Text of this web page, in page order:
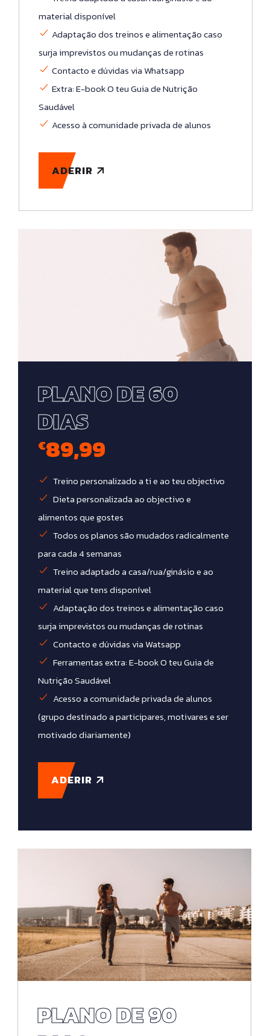
material disponível
Adaptação dos treinos e alimentação caso
surja imprevistos ou mudanças de rotinas ​
Contacto e dúvidas via Whatsapp
Extra: E-book O teu Guia de Nutrição
Saudável
Acesso à comunidade privada de alunos
ADERIR
PLANO DE 60
DIAS
€89,99
Treino personalizado a ti e ao teu objectivo
Dieta personalizada ao objectivo e
alimentos que gostes
Todos os planos são mudados radicalmente
para cada 4 semana​s
Treino adaptado a casa/rua/ginásio e ao
material que tens disponível
Adaptação dos treinos e alimentação caso
surja imprevistos ou mudanças de rotinas ​
Contacto e dúvidas via Watsapp
Ferramentas extra: E-book O teu Guia de
Nutrição Saudável
Acesso a comunidade privada de alunos
(grupo destinado a participares, motivares e ser
motivado diariamente)
ADERIR
PLANO DE 90